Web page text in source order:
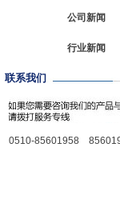
公司新闻
行业新闻
联系我们
0510-85601958